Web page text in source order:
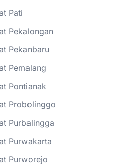
Pati
Pekalongan
Pekanbaru
Pemalang
Pontianak
Probolinggo
Purbalingga
Purwakarta
Purworejo